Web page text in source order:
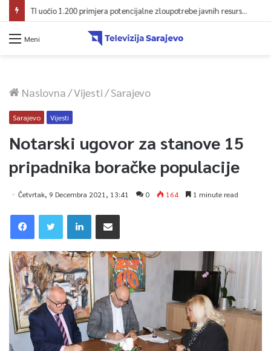
TI uočio 1.200 primjera potencijalne zloupotrebe javnih resursa za promociju stranaka
Meni
Naslovna/Vijesti/Sarajevo
Sarajevo Vijesti
Notarski ugovor za stanove 15
pripadnika boračke populacije
Četvrtak, 9 Decembra 2021, 13:41 0 164 1 minute read